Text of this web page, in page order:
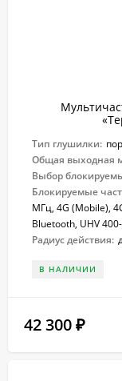
Тип глушилки:
Выбор
Блокируемые
МГц, 4G (Mobile),
Bluetooth, UHV
Радиус действия:
В НАЛИЧИИ
42 300 ₽